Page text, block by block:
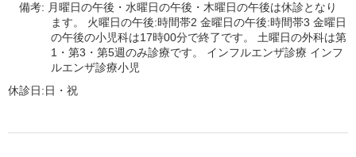
備考: 月曜日の午後・水曜日の午後・木曜日の午後は休診となり
ます。 火曜日の午後:時間帯2 金曜日の午後:時間帯3 金曜日
の午後の小児科は17時00分で終了です。 土曜日の外科は第
1・第3・第5週のみ診療です。 インフルエンザ診療 インフ
ルエンザ診療小児
休診日:日・祝